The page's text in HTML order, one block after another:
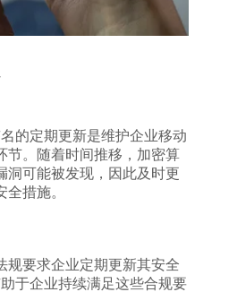
的定期更新是维护企业移动
节。随着时间推移，加密算
洞可能被发现，因此及时更
措施。
规要求企业定期更新其安全
于企业持续满足这些合规要